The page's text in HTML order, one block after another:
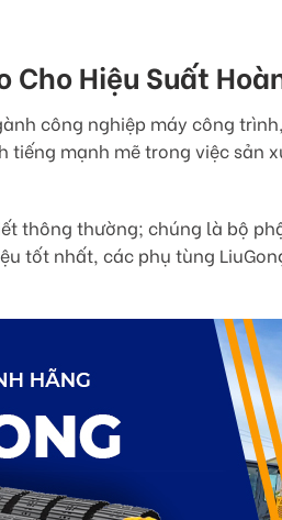
Cho Hiệu Suất
công nghiệp máy công
tiếng mạnh mẽ trong việc
thông thường; chúng là bộ
tốt nhất, các phụ tùng